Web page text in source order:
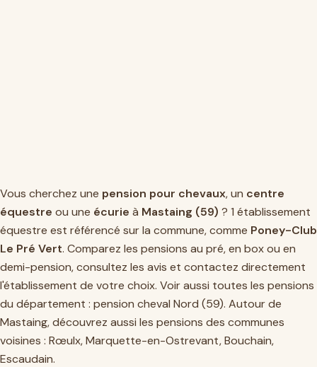
Vous cherchez une pension pour chevaux, un centre
équestre ou une écurie à Mastaing (59) ? 1 établissement
équestre est référencé sur la commune, comme Poney-Club
Le Pré Vert. Comparez les pensions au pré, en box ou en
demi-pension, consultez les avis et contactez directement
l'établissement de votre choix. Voir aussi toutes les pensions
du département : pension cheval Nord (59). Autour de
Mastaing, découvrez aussi les pensions des communes
voisines : Rœulx,Marquette-en-Ostrevant,Bouchain,
Escaudain.